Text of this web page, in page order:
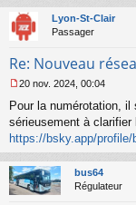
a
g
e
o
l
u
Lyon-St-Clair
Passager
Re: Nouveau
e
s
s
a
g
e
n
20 nov. 2024, 00:04
Pour la numérotation,
sérieusement à clarifier
https://bsky.app/
bus64
Régulateur